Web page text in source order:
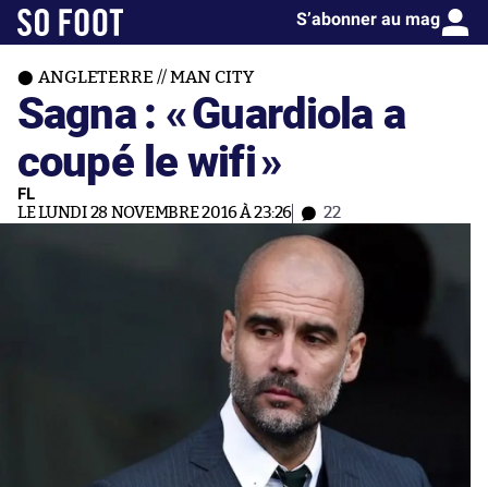
S’abonner au mag
ANGLETERRE // MAN CITY
Sagna : «Guardiola a
coupé le wifi»
FL
LE LUNDI 28 NOVEMBRE 2016 À 23:26 22